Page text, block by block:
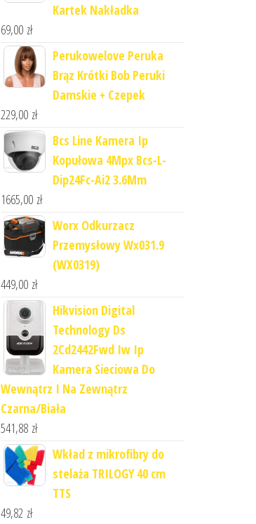
Kartek Nakładka
69,00 zł
Perukowelove Peruka
Brąz Krótki Bob Peruki
Damskie + Czepek
229,00 zł
Bcs Line Kamera Ip
Kopułowa 4Mpx Bcs-L-
Dip24Fc-Ai2 3.6Mm
1665,00 zł
Worx Odkurzacz
Przemysłowy Wx031.9
(WX0319)
449,00 zł
Hikvision Digital
Technology Ds
2Cd2442Fwd Iw Ip
Kamera Sieciowa Do
Wewnątrz I Na Zewnątrz
Czarna/Biała
541,88 zł
Wkład z mikrofibry do
stelaża TRILOGY 40 cm
TTS
49,82 zł